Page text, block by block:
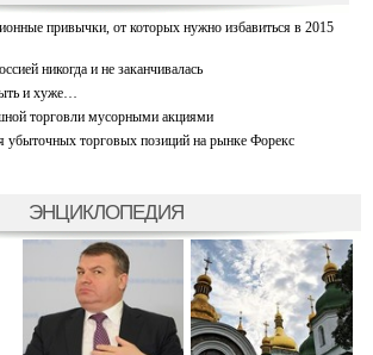
привычки, от которых нужно избавиться в 2015
никогда и не заканчивалась
и хуже…
торговли мусорными акциями
убыточных торговых позиций на рынке Форекс
ЭНЦИКЛОПЕДИЯ